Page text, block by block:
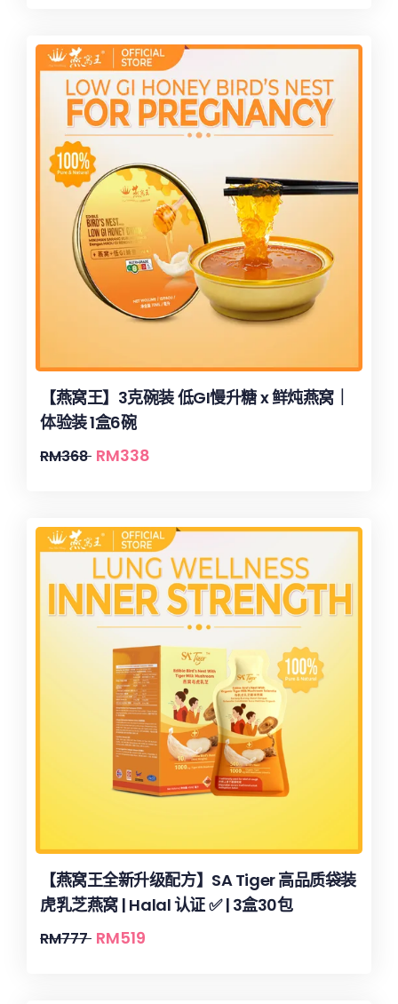
【燕窝王】3克碗装 低GI慢升糖 x 鲜炖燕窝｜
体验装 1盒6碗
RM368 RM338
【燕窝王全新升级配方】SA Tiger 高品质袋装
虎乳芝燕窝 | Halal 认证 ✅ | 3盒30包
RM777 RM519